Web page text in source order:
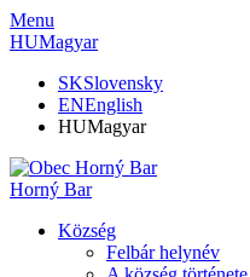
Menu
HUMagyar
SKSlovensky
ENEnglish
HUMagyar
Horný Bar
Község
Felbár helynév